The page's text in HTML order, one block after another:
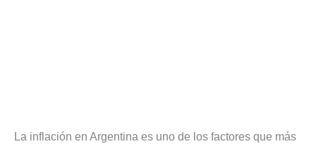
La inflación en Argentina es uno de los factores que más